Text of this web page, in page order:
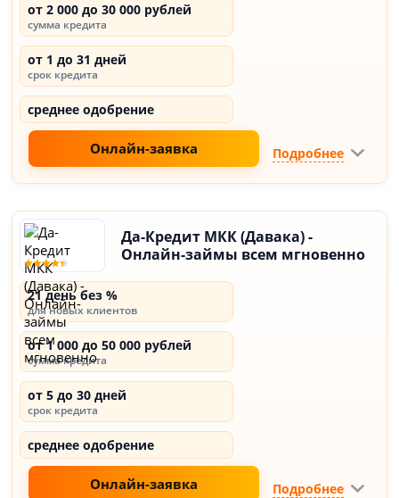
от 2 000 до 30 000 рублей
сумма кредита
от 1 до 31 дней
срок кредита
среднее одобрение
Онлайн-заявка Подробнее
Да-Кредит МКК (Давака) -
Онлайн-займы всем мгновенно
21 день без %
для новых клиентов
от 1 000 до 50 000 рублей
сумма кредита
от 5 до 30 дней
срок кредита
среднее одобрение
Онлайн-заявка Подробнее